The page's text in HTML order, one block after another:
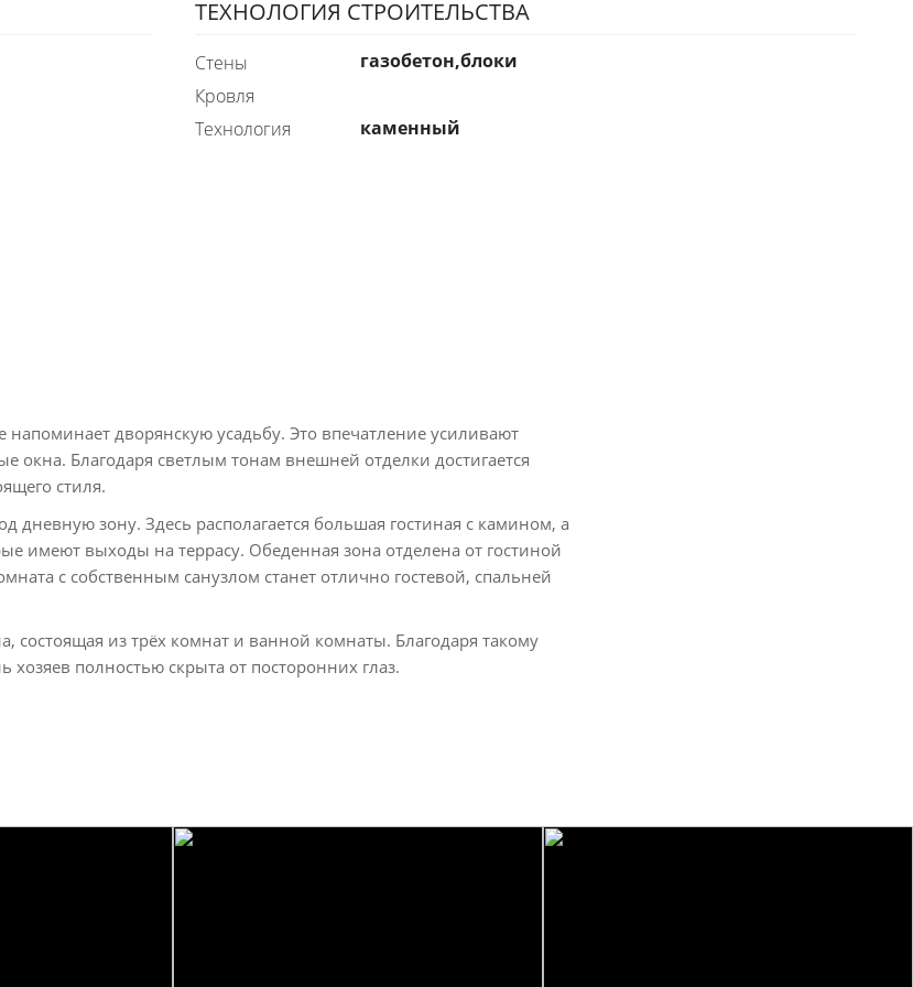
ТЕХНОЛОГИЯ СТРОИТЕЛЬСТВА
стены
газобетон,блоки
Кровля
технология
каменный
напоминает дворянскую усадьбу. Это впечатление усиливают
окна. Благодаря светлым тонам внешней отделки достигается
стиля.
дневную зону. Здесь располагается большая гостиная с камином, а
имеют выходы на террасу. Обеденная зона отделена от гостиной
с собственным санузлом станет отлично гостевой, спальней
состоящая из трёх комнат и ванной комнаты. Благодаря такому
хозяев полностью скрыта от посторонних глаз.